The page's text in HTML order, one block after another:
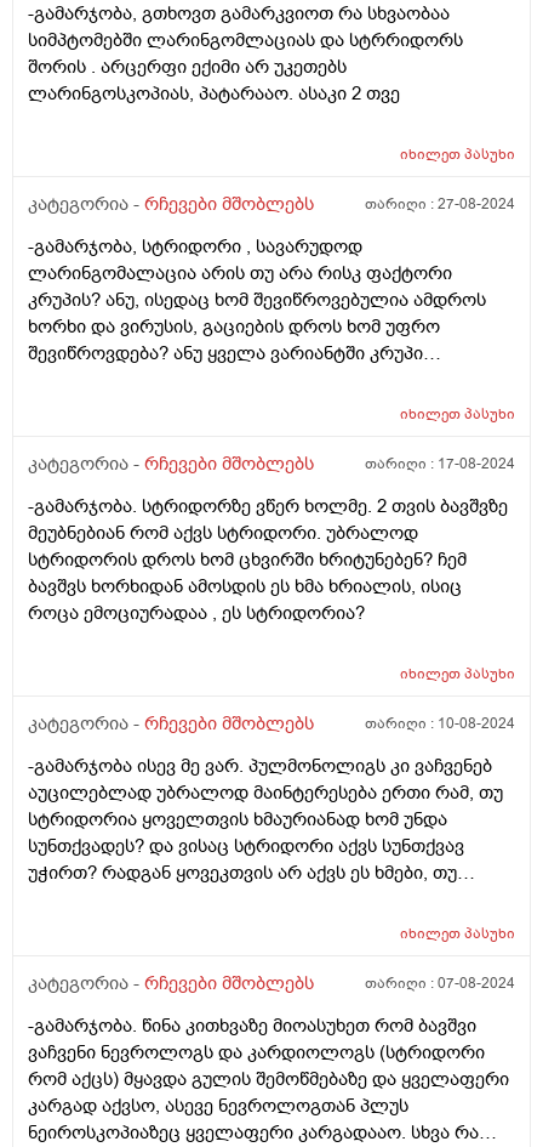
როგორ მოვიქცე მირჩიეთ.
-გამარჯობა, გთხოვთ გამარკვიოთ რა სხვაობაა
სიმპტომებში ლარინგომლაციას და სტრრიდორს
შორის . არცერფი ექიმი არ უკეთებს
ლარინგოსკოპიას, პატარააო. ასაკი 2 თვე
იხილეთპასუხი
კატეგორია - რჩევები მშობლებს თარიღი :27-08-2024
-გამარჯობა, სტრიდორი , სავარუდოდ
ლარინგომალაცია არის თუ არა რისკ ფაქტორი
კრუპის? ანუ, ისედაც ხომ შევიწროვებულია ამდროს
ხორხი და ვირუსის, გაციების დროს ხომ უფრო
შევიწროვდება? ანუ ყველა ვარიანტში კრუპი
იხილეთპასუხი
კატეგორია - რჩევები მშობლებს თარიღი : 17-08-2024
-გამარჯობა. სტრიდორზე ვწერ ხოლმე. 2 თვის ბავშვზე
მეუბნებიან რომ აქვს სტრიდორი. უბრალოდ
სტრიდორის დროს ხომ ცხვირში ხრიტუნებენ? ჩემ
ბავშვს ხორხიდან ამოსდის ეს ხმა ხრიალის, ისიც
როცა ემოციურადაა , ეს სტრიდორია?
იხილეთპასუხი
კატეგორია - რჩევები მშობლებს თარიღი : 10-08-2024
-გამარჯობა ისევ მე ვარ. პულმონოლიგს კი ვაჩვენებ
აუცილებლად უბრალოდ მაინტერესება ერთი რამ, თუ
სტრიდორია ყოველთვის ხმაურიანად ხომ უნდა
სუნთქვადეს? და ვისაც სტრიდორი აქვს სუნთქვავ
უჭირთ? რადგან ყოვეკთვის არ აქვს ეს ხმები, თუ
ძალიან ეზნიქება ყელთან და გულმკერდთან.იხილეთპასუხი
კატეგორია - რჩევები მშობლებს თარიღი :07-08-2024
-გამარჯობა. წინა კითხვაზე მიოასუხეთ რომ ბავშვი
ვაჩვენი ნევროლოგს და კარდიოლოგს (სტრიდორი
რომ აქცს) მყავდა გულის შემოწმებაზე და ყველაფერი
კარგად აქვსო, ასევე ნევროლოგთან პლუს
ნეიროსკოპიაზეც ყველაფერი კარგადააო. სხვა რა